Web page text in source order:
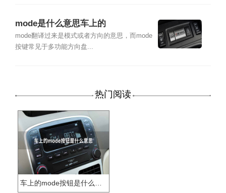
mode是什么意思车上的
mode翻译过来是模式或者方向的意思，而mode
按键常见于多功能方向盘...
热门阅读